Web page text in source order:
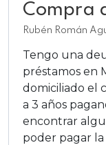
Compra
Rubén Román
Tengo una
préstamos en
domiciliado el
a 3 años
encontrar
poder pagar